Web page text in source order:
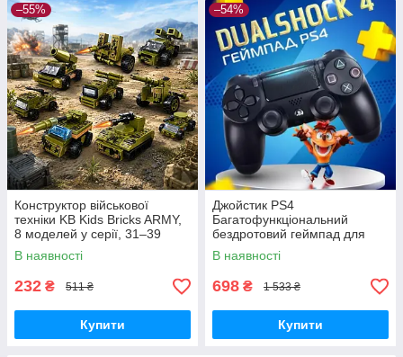
–55%
Конструктор військової
техніки KB Kids Bricks ARMY,
8 моделей у серії, 31–39
деталей, 6+
В наявності
232 ₴ 511 ₴
Купити
–54%
Джойстик PS4
Багатофункціональний
бездротовий геймпад для
Bluetooth-консолі з подвійною
вібрацією DualShock 4 V3.5
PlayStation 4,
В наявності
698 ₴ 1 533 ₴
Купити